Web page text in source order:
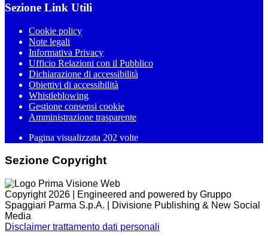
Sezione Link Utili
Cookie policy
Note legali
Informativa Privacy
Ufficio Relazioni con il Pubblico
Dichiarazione di accessibilità
Obiettivi di accessibilità
Whistleblowing
Gestione consensi cookie
Amministrazione trasparente
Pagina visualizzata 202 volte
Sezione Copyright
Copyright 2026 | Engineered and powered by Gruppo
Spaggiari Parma S.p.A. | Divisione Publishing & New Social
Media
Disclaimer trattamento dati personali